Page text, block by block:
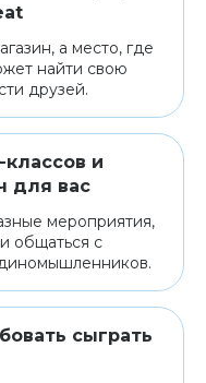
а место, где
найти свою
друзей.
и
для вас
мероприятия,
общаться с
сыграть